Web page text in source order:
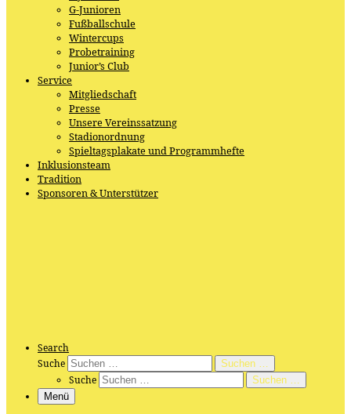
G-Junioren
Fußballschule
Wintercups
Probetraining
Junior’s Club
Service
Mitgliedschaft
Presse
Unsere Vereinssatzung
Stadionordnung
Spieltagsplakate und Programmhefte
Inklusionsteam
Tradition
Sponsoren & Unterstützer
Search
Suche
Suchen …
Suche
Suchen …
Menü